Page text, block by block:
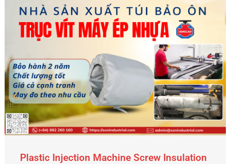
Gate Valve – An Indispensable Device in